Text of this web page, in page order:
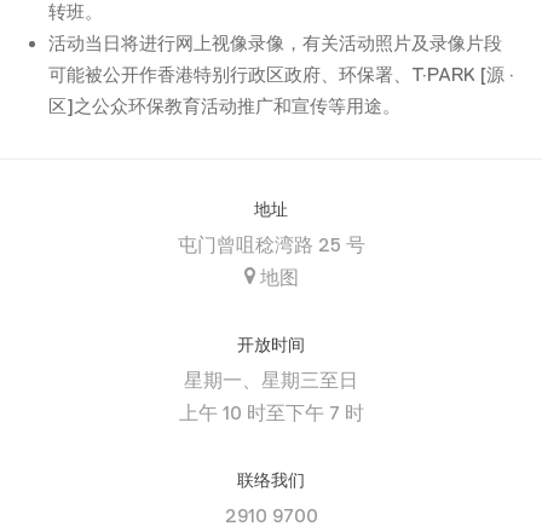
转班。
活动当日将进行网上视像录像，有关活动照片及录像片段
可能被公开作香港特别行政区政府、环保署、T·PARK [源 ·
区]之公众环保教育活动推广和宣传等用途。
地址
屯门曾咀稔湾路 25 号
地图
开放时间
星期一、星期三至日
上午 10 时至下午 7 时
联络我们
2910 9700